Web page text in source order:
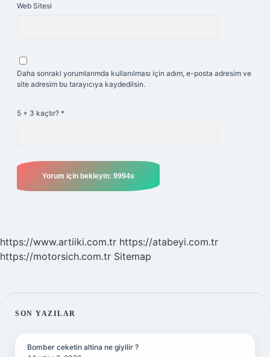
Web Sitesi
Daha sonraki yorumlarımda kullanılması için adım, e-posta adresim ve
site adresim bu tarayıcıya kaydedilsin.
5 + 3 kaçtır? *
https://www.artiiki.com.tr https://atabeyi.com.tr
https://motorsich.com.tr Sitemap
SIDEBAR
SON YAZILAR
Bomber ceketin altina ne giyilir ?